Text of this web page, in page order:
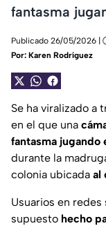
fantasma
Publicado 26/05/2026 |
Por: Karen Rodríguez
Se ha viralizado a
en el que una
fantasma jugando
durante la
colonia ubicada al
Usuarios en
supuesto hecho